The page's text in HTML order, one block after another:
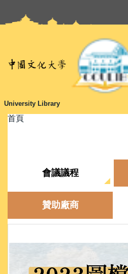
到
內
容
University Library
首頁
會議議程
贊助廠商